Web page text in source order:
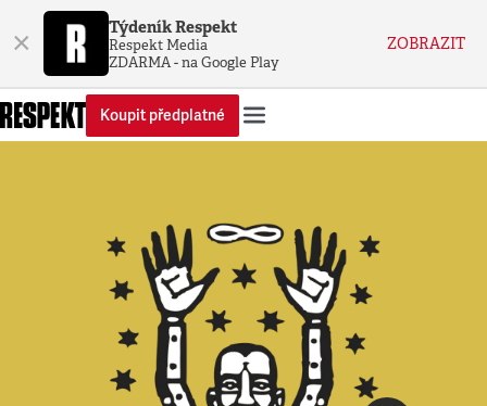
× Týdeník Respekt
Respekt Media
ZDARMA - na Google Play
ZOBRAZIT
Koupit předplatné